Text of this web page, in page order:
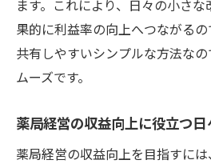
ます。これにより、日々の小さ
果的に利益率の向上へつながる
共有しやすいシンプルな方法な
ムーズです。
薬局経営の収益向上に役立つ
薬局経営の収益向上を目指すに